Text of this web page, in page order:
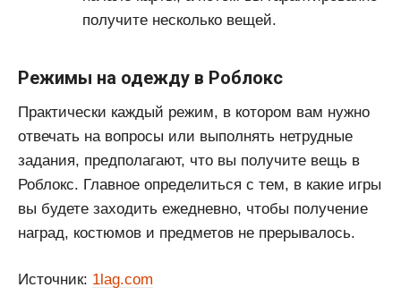
получите несколько вещей.
Режимы на одежду в Роблокс
Практически каждый режим, в котором вам нужно
отвечать на вопросы или выполнять нетрудные
задания, предполагают, что вы получите вещь в
Роблокс. Главное определиться с тем, в какие игры
вы будете заходить ежедневно, чтобы получение
наград, костюмов и предметов не прерывалось.
Источник: 1lag.com